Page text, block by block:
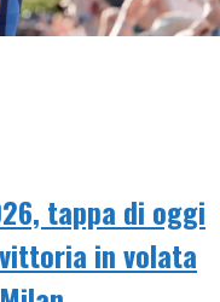
tappa di oggi
vittoria in volata